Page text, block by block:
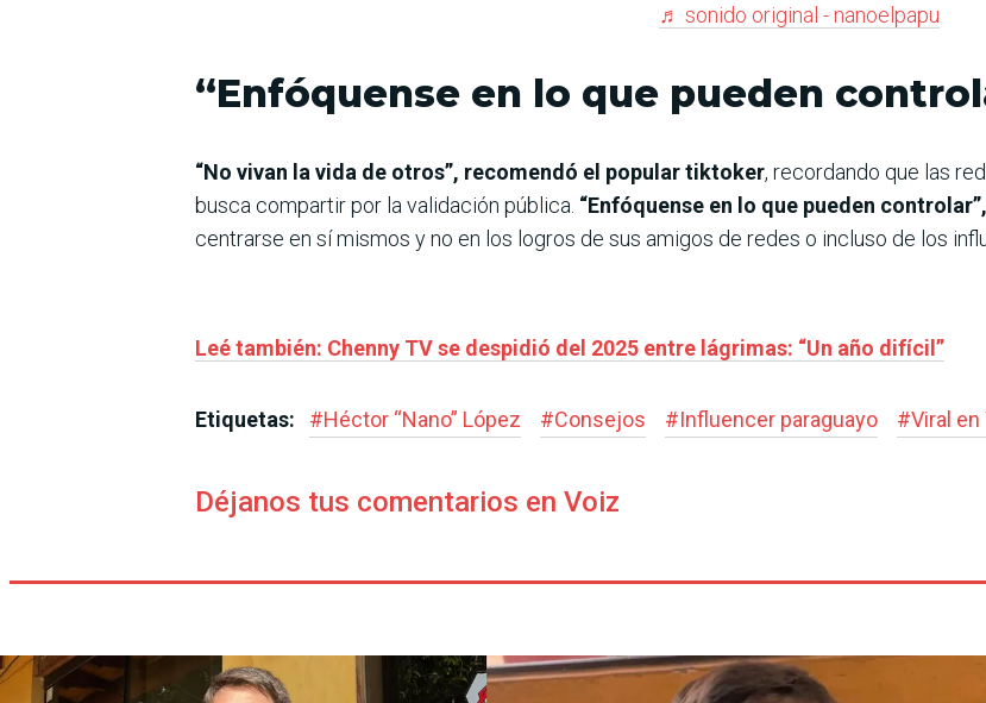
♬ sonido original - nanoelpapu
“Enfóquense en lo que pueden
“No vivan la vida de otros”, recomendó el popular tiktoker, recordando que las
busca compartir por la validación pública. “Enfóquense en lo que pueden
centrarse en sí mismos y no en los logros de sus amigos de redes o incluso de los
Leé también: Chenny TV se despidió del 2025 entre lágrimas: “Un año difícil”
Etiquetas: #Héctor “Nano” López #Consejos #Influencer paraguayo #Viral en
Déjanos tus comentarios en Voiz